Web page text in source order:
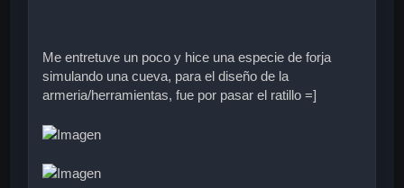
Me entretuve un poco y hice una especie de forja
simulando una cueva, para el diseño de la
armeria/herramientas, fue por pasar el ratillo =]